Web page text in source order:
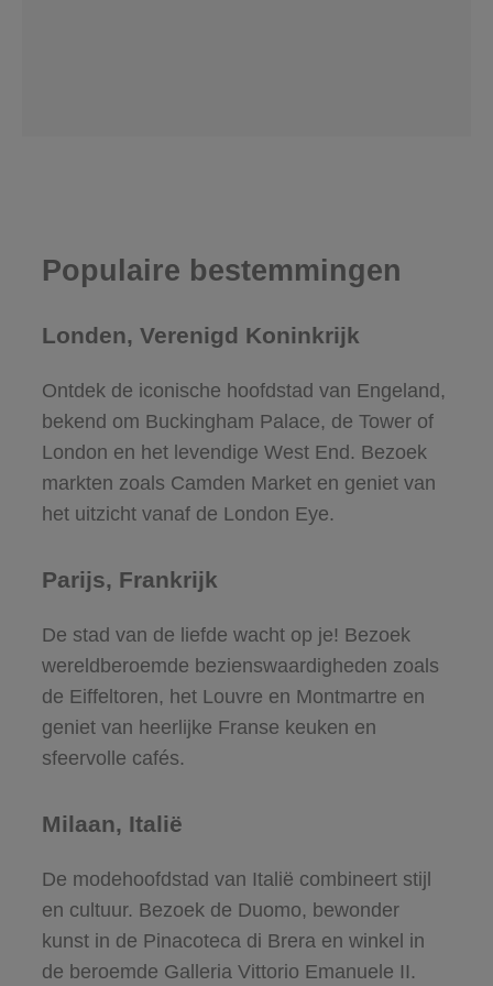
Populaire bestemmingen
Londen, Verenigd Koninkrijk
Ontdek de iconische hoofdstad van Engeland,
bekend om Buckingham Palace, de Tower of
London en het levendige West End. Bezoek
markten zoals Camden Market en geniet van
het uitzicht vanaf de London Eye.
Parijs, Frankrijk
De stad van de liefde wacht op je! Bezoek
wereldberoemde bezienswaardigheden zoals
de Eiffeltoren, het Louvre en Montmartre en
geniet van heerlijke Franse keuken en
sfeervolle cafés.
Milaan, Italië
De modehoofdstad van Italië combineert stijl
en cultuur. Bezoek de Duomo, bewonder
kunst in de Pinacoteca di Brera en winkel in
de beroemde Galleria Vittorio Emanuele II.